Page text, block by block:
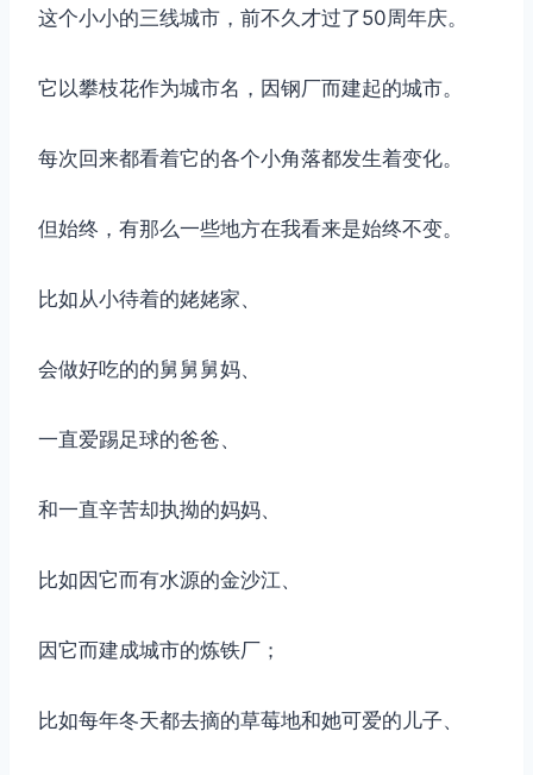
这个小小的三线城市，前不久才过了50周年庆。
它以攀枝花作为城市名，因钢厂而建起的城市。
每次回来都看着它的各个小角落都发生着变化。
但始终，有那么一些地方在我看来是始终不变。
比如从小待着的姥姥家、
会做好吃的的舅舅舅妈、
一直爱踢足球的爸爸、
和一直辛苦却执拗的妈妈、
比如因它而有水源的金沙江、
因它而建成城市的炼铁厂；
比如每年冬天都去摘的草莓地和她可爱的儿子、